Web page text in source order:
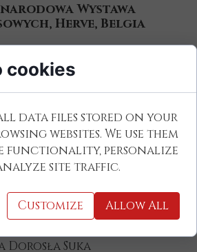
Wystawa
Herve, Belgia
FCI (Wojtek)
Rasy (BOB)
Dorosły Pies
Championa Belgii
Championa
(CACIB)
Via Rivendall
Dorosła Suka
cookies
data files stored on your
websites. We use them
functionality, personalize
site traffic.
Customize Allow All